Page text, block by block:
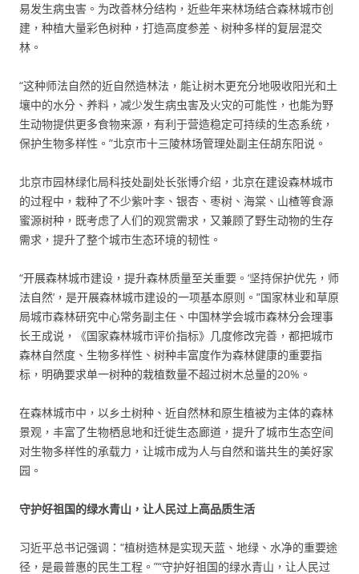
易发生病虫害。为改善林分结构，近些年来林场结合森林城市创
建，种植大量彩色树种，打造高度参差、树种多样的复层混交
林。
“这种师法自然的近自然造林法，能让树木更充分地吸收阳光和土
壤中的水分、养料，减少发生病虫害及火灾的可能性，也能为野
生动物提供更多食物来源，有利于营造稳定可持续的生态系统，
保护生物多样性。”北京市十三陵林场管理处副主任胡东阳说。
北京市园林绿化局科技处副处长张博介绍，北京在建设森林城市
的过程中，栽种了不少紫叶李、银杏、枣树、海棠、山楂等食源
蜜源树种，既考虑了人们的观赏需求，又兼顾了野生动物的生存
需求，提升了整个城市生态环境的韧性。
“开展森林城市建设，提升森林质量至关重要。‘坚持保护优先，师
法自然’，是开展森林城市建设的一项基本原则。”国家林业和草原
局城市森林研究中心常务副主任、中国林学会城市森林分会理事
长王成说，《国家森林城市评价指标》几度修改完善，都把城市
森林自然度、生物多样性、树种丰富度作为森林健康的重要指
标，明确要求单一树种的栽植数量不超过树木总量的20%。
在森林城市中，以乡土树种、近自然林和原生植被为主体的森林
景观，丰富了生物栖息地和迁徙生态廊道，提升了城市生态空间
对生物多样性的承载力，让城市成为人与自然和谐共生的美好家
园。
守护好祖国的绿水青山，让人民过上高品质生活
习近平总书记强调：“植树造林是实现天蓝、地绿、水净的重要途
径，是最普惠的民生工程。”“守护好祖国的绿水青山，让人民过